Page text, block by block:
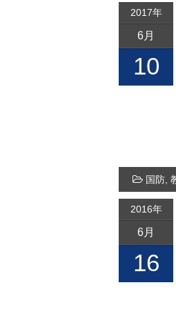
2017年
6月
10
国防
2016年
6月
16